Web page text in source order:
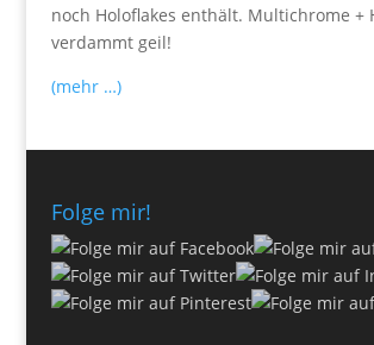
noch Holoflakes enthält. Multichrome +
verdammt geil!
(mehr …)
Folge mir!